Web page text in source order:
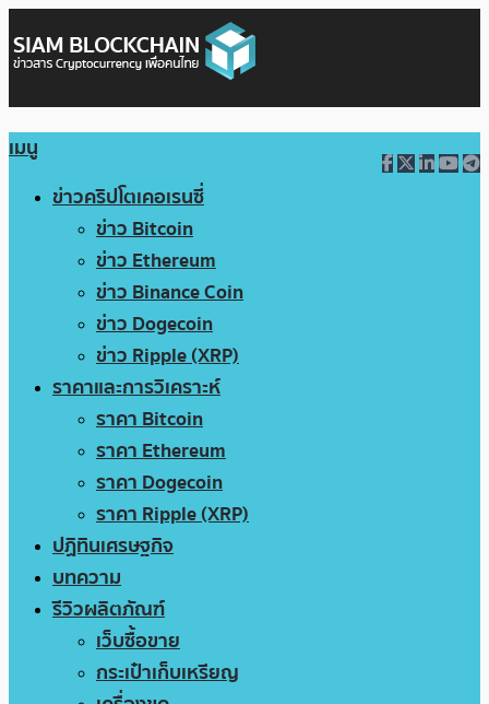
เมนู
ข่าวคริปโตเคอเรนซี่
ข่าว Bitcoin
ข่าว Ethereum
ข่าว Binance Coin
ข่าว Dogecoin
ข่าว Ripple (XRP)
ราคาและการวิเคราะห์
ราคา Bitcoin
ราคา Ethereum
ราคา Dogecoin
ราคา Ripple (XRP)
ปฏิทินเศรษฐกิจ
บทความ
รีวิวผลิตภัณฑ์
เว็บซื้อขาย
กระเป๋าเก็บเหรียญ